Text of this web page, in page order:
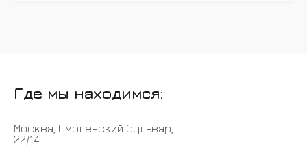
Где мы находимся:
Москва, Смоленский бульвар,
22/14